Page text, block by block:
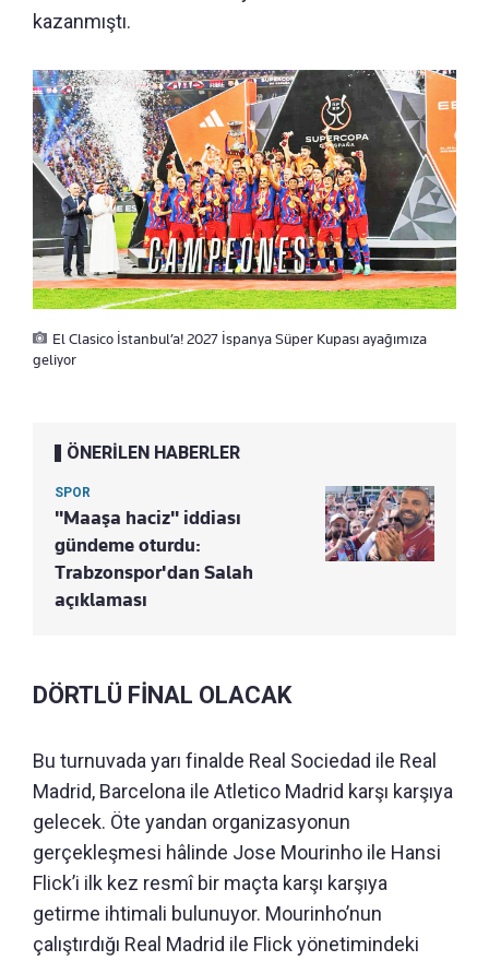
kazanmıştı.
El Clasico İstanbul’a! 2027 İspanya Süper Kupası ayağımıza
geliyor
ÖNERİLEN HABERLER
SPOR
"Maaşa haciz" iddiası
gündeme oturdu:
Trabzonspor'dan Salah
açıklaması
DÖRTLÜ FİNAL OLACAK
Bu turnuvada yarı finalde Real Sociedad ile Real
Madrid, Barcelona ile Atletico Madrid karşı karşıya
gelecek. Öte yandan organizasyonun
gerçekleşmesi hâlinde Jose Mourinho ile Hansi
Flick’i ilk kez resmî bir maçta karşı karşıya
getirme ihtimali bulunuyor. Mourinho’nun
çalıştırdığı Real Madrid ile Flick yönetimindeki